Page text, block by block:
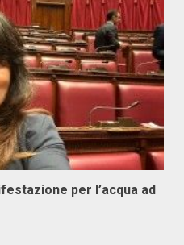
per l’acqua ad